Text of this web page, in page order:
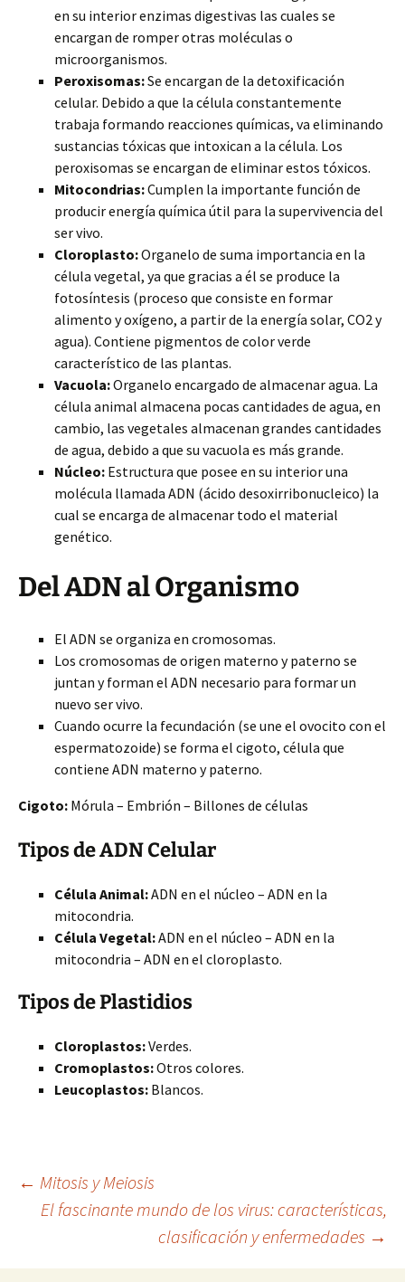
en su interior enzimas digestivas las cuales se
encargan de romper otras moléculas o
microorganismos.
Peroxisomas:Se encargan de la detoxificación
celular. Debido a que la célula constantemente
trabaja formando reacciones químicas, va eliminando
sustancias tóxicas que intoxican a la célula. Los
peroxisomas se encargan de eliminar estos tóxicos.
Mitocondrias:Cumplen la importante función de
producir energía química útil para la supervivencia del
ser vivo.
Cloroplasto:Organelo de suma importancia en la
célula vegetal, ya que gracias a él se produce la
fotosíntesis (proceso que consiste en formar
alimento y oxígeno, a partir de la energía solar, CO2 y
agua). Contiene pigmentos de color verde
característico de las plantas.
Vacuola:Organelo encargado de almacenar agua. La
célula animal almacena pocas cantidades de agua, en
cambio, las vegetales almacenan grandes cantidades
de agua, debido a que su vacuola es más grande.
Núcleo: Estructura que posee en su interior una
molécula llamada ADN (ácido desoxirribonucleico) la
cual se encarga de almacenar todo el material
genético.
Del ADN al Organismo
El ADN se organiza en cromosomas.
Los cromosomas de origen materno y paterno se
juntan y forman el ADN necesario para formar un
nuevo ser vivo.
Cuando ocurre la fecundación (se une el ovocito con el
espermatozoide) se forma el cigoto, célula que
contiene ADN materno y paterno.
Cigoto: Mórula – Embrión – Billones de células
Tipos de ADN Celular
Célula Animal:ADN en el núcleo – ADN en la
mitocondria.
Célula Vegetal:ADN en el núcleo – ADN en la
mitocondria – ADN en el cloroplasto.
Tipos de Plastidios
Cloroplastos:Verdes.
Cromoplastos:Otros colores.
Leucoplastos: Blancos.
Navegación
← Mitosis y Meiosis
El fascinante mundo de los virus: características,
clasificación y enfermedades →